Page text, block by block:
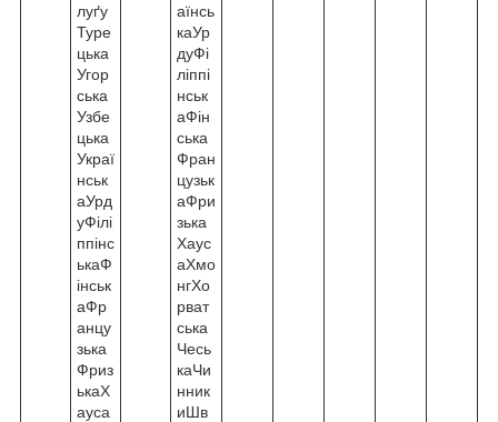
луґу
Туре
цька
Угор
ська
Узбе
цька
Украї
нськ
аУрд
уФілі
ппінс
ькаФ
інськ
аФр
анцу
зька
Фриз
ькаХ
ауса
аїнсь
каУр
дуФі
ліппі
нськ
аФін
ська
Фран
цузьк
аФри
зька
Хаус
аХмо
нгХо
рват
ська
Чесь
каЧи
нник
иШв